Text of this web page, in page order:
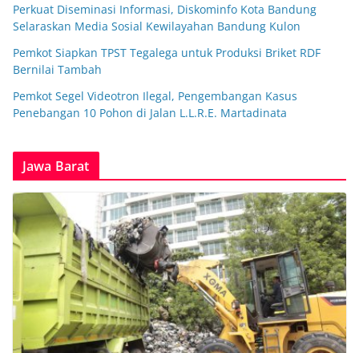
Perkuat Diseminasi Informasi, Diskominfo Kota Bandung
Selaraskan Media Sosial Kewilayahan Bandung Kulon
Pemkot Siapkan TPST Tegalega untuk Produksi Briket RDF
Bernilai Tambah
Pemkot Segel Videotron Ilegal, Pengembangan Kasus
Penebangan 10 Pohon di Jalan L.L.R.E. Martadinata
Jawa Barat